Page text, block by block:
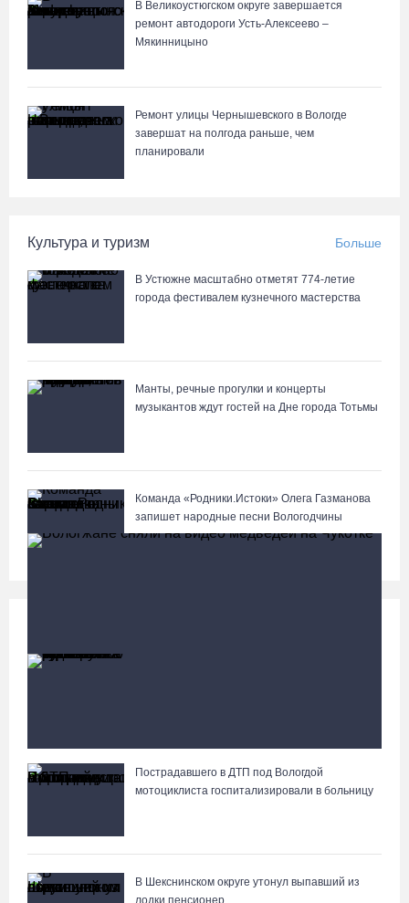
Вологжане сняли на видео медведей на Чукотке
В Великоустюгском округе завершается
ремонт автодороги Усть-Алексеево –
Мякинницыно
Ремонт улицы Чернышевского в Вологде
завершат на полгода раньше, чем
планировали
Культура и туризм Больше
В Устюжне масштабно отметят 774-летие
города фестивалем кузнечного мастерства
Манты, речные прогулки и концерты
музыкантов ждут гостей на Дне города Тотьмы
Команда «Родники.Истоки» Олега Газманова
запишет народные песни Вологодчины
Пострадавшего в ДТП под Вологдой
мотоциклиста госпитализировали в больницу
В Шекснинском округе утонул выпавший из
лодки пенсионер